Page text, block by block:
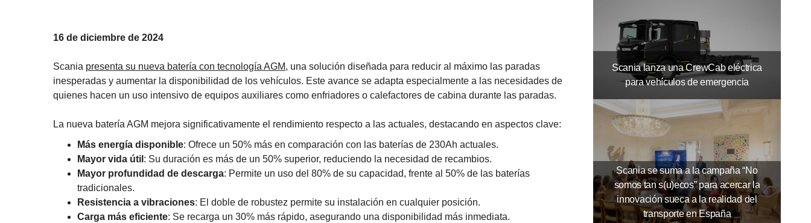
16 de diciembre de 2024
Scania presenta su nueva batería con tecnología AGM, una solución diseñada para reducir al máximo las paradas
inesperadas y aumentar la disponibilidad de los vehículos. Este avance se adapta especialmente a las necesidades de
quienes hacen un uso intensivo de equipos auxiliares como enfriadores o calefactores de cabina durante las paradas.
La nueva batería AGM mejora significativamente el rendimiento respecto a las actuales, destacando en aspectos clave:
Más energía disponible: Ofrece un 50% más en comparación con las baterías de 230Ah actuales.
Mayor vida útil : Su duración es más de un 50% superior, reduciendo la necesidad de recambios.
Mayor profundidad de descarga: Permite un uso del 80% de su capacidad, frente al 50% de las baterías
tradicionales.
Resistencia a vibraciones: El doble de robustez permite su instalación en cualquier posición.
Carga más eficiente: Se recarga un 30% más rápido, asegurando una disponibilidad más inmediata.
Scania lanza una CrewCab eléctrica
para vehículos de emergencia
Scania se suma a la campaña “No
somos tan s(u)ecos” para acercar la
innovación sueca a la realidad del
transporte en España